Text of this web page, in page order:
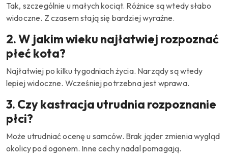
Tak, szczególnie u małych kociąt. Różnice są wtedy słabo
widoczne. Z czasem stają się bardziej wyraźne.
2. W jakim wieku najłatwiej rozpoznać
płeć kota?
Najłatwiej po kilku tygodniach życia. Narządy są wtedy
lepiej widoczne. Wcześniej potrzebna jest wprawa.
3. Czy kastracja utrudnia rozpoznanie
płci?
Może utrudniać ocenę u samców. Brak jąder zmienia wygląd
okolicy pod ogonem. Inne cechy nadal pomagają.